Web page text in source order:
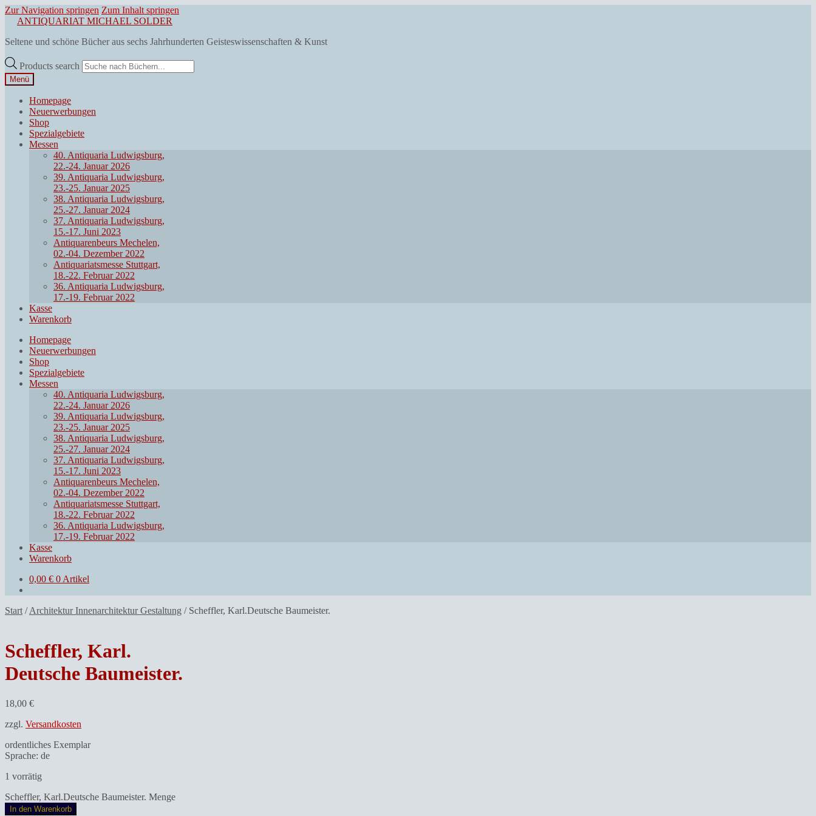
Zur Navigation springen Zum Inhalt springen
ANTIQUARIAT MICHAEL SOLDER
Seltene und schöne Bücher aus sechs Jahrhunderten Geisteswissenschaften & Kunst
Products search
Menü
Homepage
Neuerwerbungen
Shop
Spezialgebiete
Messen
40. Antiquaria Ludwigsburg,
22.-24. Januar 2026
39. Antiquaria Ludwigsburg,
23.-25. Januar 2025
38. Antiquaria Ludwigsburg,
25.-27. Januar 2024
37. Antiquaria Ludwigsburg,
15.-17. Juni 2023
Antiquarenbeurs Mechelen,
02.-04. Dezember 2022
Antiquariatsmesse Stuttgart,
18.-22. Februar 2022
36. Antiquaria Ludwigsburg,
17.-19. Februar 2022
Kasse
Warenkorb
Homepage
Neuerwerbungen
Shop
Spezialgebiete
Messen
40. Antiquaria Ludwigsburg,
22.-24. Januar 2026
39. Antiquaria Ludwigsburg,
23.-25. Januar 2025
38. Antiquaria Ludwigsburg,
25.-27. Januar 2024
37. Antiquaria Ludwigsburg,
15.-17. Juni 2023
Antiquarenbeurs Mechelen,
02.-04. Dezember 2022
Antiquariatsmesse Stuttgart,
18.-22. Februar 2022
36. Antiquaria Ludwigsburg,
17.-19. Februar 2022
Kasse
Warenkorb
0,00 € 0 Artikel
Start /Architektur Innenarchitektur Gestaltung / Scheffler, Karl.Deutsche Baumeister.
Scheffler, Karl.
Deutsche Baumeister.
18,00 €
zzgl. Versandkosten
ordentliches Exemplar
Sprache: de
1 vorrätig
Scheffler, Karl.Deutsche Baumeister. Menge
In den Warenkorb